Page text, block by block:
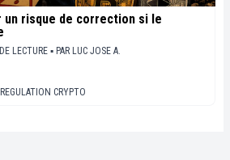
risque de correction si le
LECTURE ▪ PAR LUC JOSE A.
REGULATION CRYPTO